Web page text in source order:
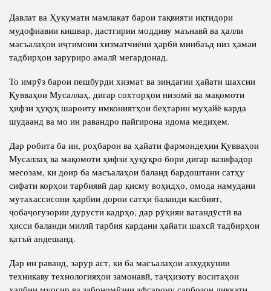
Давлат ва Ҳукумати мамлакат барои тақвияти иқтидори
мудофиавии кишвар, дастгирии моддиву маънавӣ ва ҳалли
масъалаҳои иҷтимоии хизматчиёни ҳарбӣ минбаъд низ ҳамаи
тадбирҳои заруриро амалӣ мегардонад.
То имрӯз барои пешбурди хизмат ва зиндагии ҳайати шахсии
Қувваҳои Мусаллаҳ, дигар сохторҳои низомӣ ва мақомоти
ҳифзи ҳуқуқ шароиту имкониятҳои беҳтарин муҳайё карда
шудаанд ва мо ин равандро пайгирона идома медиҳем.
Дар робита ба ин, роҳбарон ва ҳайати фармондеҳии Қувваҳои
Мусаллаҳ ва мақомоти ҳифзи ҳуқуқро бори дигар вазифадор
месозам, ки доир ба масъалаҳои баланд бардоштани сатҳу
сифати корҳои тарбиявӣ дар қисму воҳидҳо, омода намудани
мутахассисони ҳарбии дорои сатҳи баланди касбият,
ҷобаҷогузории дурусти кадрҳо, дар рӯҳияи ватандӯстӣ ва
ҳисси баланди миллӣ тарбия кардани ҳайати шахсӣ тадбирҳои
қатъӣ андешанд.
Дар ин раванд, зарур аст, ки ба масъалаҳои азхудкунии
техникаву технологияҳои замонавӣ, таҷҳизоту воситаҳои